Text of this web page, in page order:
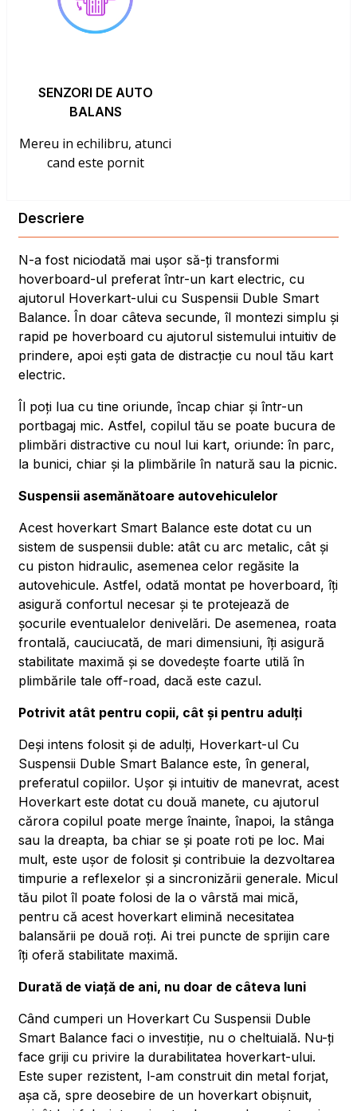
SENZORI DE AUTO
BALANS
Mereu in echilibru, atunci
cand este pornit
Descriere
N-a fost niciodată mai ușor să-ți transformi
hoverboard-ul preferat într-un kart electric, cu
ajutorul Hoverkart-ului cu Suspensii Duble Smart
Balance. În doar câteva secunde, îl montezi simplu și
rapid pe hoverboard cu ajutorul sistemului intuitiv de
prindere, apoi ești gata de distracție cu noul tău kart
electric.
Îl poți lua cu tine oriunde, încap chiar și într-un
portbagaj mic. Astfel, copilul tău se poate bucura de
plimbări distractive cu noul lui kart, oriunde: în parc,
la bunici, chiar și la plimbările în natură sau la picnic.
Suspensii asemănătoare autovehiculelor
Acest hoverkart Smart Balance este dotat cu un
sistem de suspensii duble: atât cu arc metalic, cât și
cu piston hidraulic, asemenea celor regăsite la
autovehicule. Astfel, odată montat pe hoverboard, îți
asigură confortul necesar și te protejează de
șocurile eventualelor denivelări. De asemenea, roata
frontală, cauciucată, de mari dimensiuni, îți asigură
stabilitate maximă și se dovedește foarte utilă în
plimbările tale off-road, dacă este cazul.
Potrivit atât pentru copii, cât și pentru adulți
Deși intens folosit și de adulți, Hoverkart-ul Cu
Suspensii Duble Smart Balance este, în general,
preferatul copiilor. Ușor și intuitiv de manevrat, acest
Hoverkart este dotat cu două manete, cu ajutorul
cărora copilul poate merge înainte, înapoi, la stânga
sau la dreapta, ba chiar se și poate roti pe loc. Mai
mult, este ușor de folosit și contribuie la dezvoltarea
timpurie a reflexelor și a sincronizării generale. Micul
tău pilot îl poate folosi de la o vârstă mai mică,
pentru că acest hoverkart elimină necesitatea
balansării pe două roți. Ai trei puncte de sprijin care
îți oferă stabilitate maximă.
Durată de viață de ani, nu doar de câteva luni
Când cumperi un Hoverkart Cu Suspensii Duble
Smart Balance faci o investiție, nu o cheltuială. Nu-ți
face griji cu privire la durabilitatea hoverkart-ului.
Este super rezistent, l-am construit din metal forjat,
așa că, spre deosebire de un hoverkart obișnuit,